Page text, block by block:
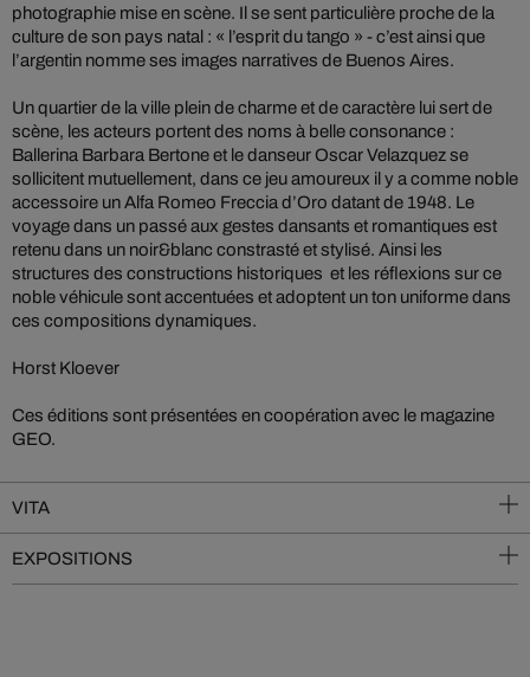
photographie mise en scène. Il se sent particulière proche de la
culture de son pays natal : « l’esprit du tango » - c’est ainsi que
l’argentin nomme ses images narratives de Buenos Aires.
Un quartier de la ville plein de charme et de caractère lui sert de
scène, les acteurs portent des noms à belle consonance :
Ballerina Barbara Bertone et le danseur Oscar Velazquez se
sollicitent mutuellement, dans ce jeu amoureux il y a comme noble
accessoire un Alfa Romeo Freccia d’Oro datant de 1948. Le
voyage dans un passé aux gestes dansants et romantiques est
retenu dans un noir&blanc constrasté et stylisé. Ainsi les
structures des constructions historiques et les réflexions sur ce
noble véhicule sont accentuées et adoptent un ton uniforme dans
ces compositions dynamiques.
Horst Kloever
Ces éditions sont présentées en coopération avec le magazine
GEO.
VITA
EXPOSITIONS